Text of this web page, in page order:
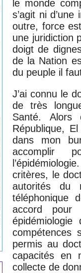
le monde
s’agit ni
outre, force
une juridiction
doigt de
de la Nation
du peuple il
J’ai connu le
de très
Santé. Alors
République,
dans mon
accomplir
critères, le
autorités du
téléphonique
accord pour
compétences
permis au
capacités en
collecte de